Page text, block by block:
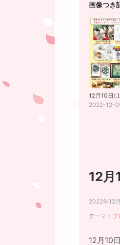
画像つき
2022-12-
12
2022年12
テーマ： ブ
12月10